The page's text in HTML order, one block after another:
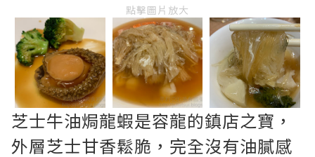
點擊圖片放大
芝士牛油焗龍蝦是容龍的鎮店之寶，
外層芝士甘香鬆脆，完全沒有油膩感